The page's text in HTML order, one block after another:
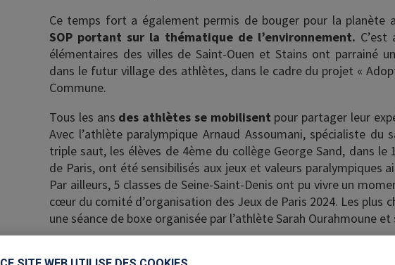
Ce temps fort a également permis de bouger pour la planète
SOP portant sur la thématique de l’environnement.
élémentaires des villes de Saint-Ouen et Stains ont parrainé
dans le futur village des athlètes, dans le cadre du projet «
Commune.
Tous les ans des athlètes se mobilisent pour partager leur
Avec l’athlète paralympique Arnaud Assoumani, spécialiste du
triple saut, les élèves de 4ème du collège George Sand, dans le
de Paris, ont été sensibilisés aux jeux et valeurs paralympiques
Par ailleurs, 5 classes de Seine-Saint-Denis ont pu vivre un
cœur du comité d’organisation des Jeux de Paris 2024. Les plus
une séance de boxe organisée par l’athlète Sarah Ourahmoune